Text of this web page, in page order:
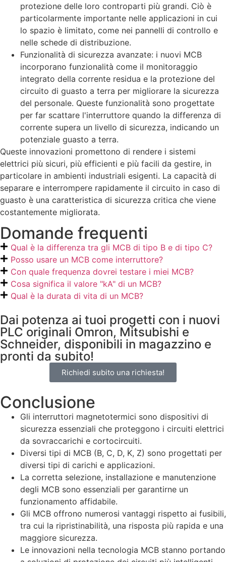
protezione delle loro controparti più grandi. Ciò è
particolarmente importante nelle applicazioni in cui
lo spazio è limitato, come nei pannelli di controllo e
nelle schede di distribuzione.
Funzionalità di sicurezza avanzate: i nuovi MCB
incorporano funzionalità come il monitoraggio
integrato della corrente residua e la protezione del
circuito di guasto a terra per migliorare la sicurezza
del personale. Queste funzionalità sono progettate
per far scattare l'interruttore quando la differenza di
corrente supera un livello di sicurezza, indicando un
potenziale guasto a terra.
Queste innovazioni promettono di rendere i sistemi
elettrici più sicuri, più efficienti e più facili da gestire, in
particolare in ambienti industriali esigenti. La capacità di
separare e interrompere rapidamente il circuito in caso di
guasto è una caratteristica di sicurezza critica che viene
costantemente migliorata.
Domande frequenti
Qual è la differenza tra gli MCB di tipo B e di tipo C?
Posso usare un MCB come interruttore?
Con quale frequenza dovrei testare i miei MCB?
Cosa significa il valore "kA" di un MCB?
Qual è la durata di vita di un MCB?
Dai potenza ai tuoi progetti con i nuovi
PLC originali Omron, Mitsubishi e
Schneider, disponibili in magazzino e
pronti da subito!
Richiedi subito una richiesta!
Conclusione
Gli interruttori magnetotermici sono dispositivi di
sicurezza essenziali che proteggono i circuiti elettrici
da sovraccarichi e cortocircuiti.
Diversi tipi di MCB (B, C, D, K, Z) sono progettati per
diversi tipi di carichi e applicazioni.
La corretta selezione, installazione e manutenzione
degli MCB sono essenziali per garantirne un
funzionamento affidabile.
Gli MCB offrono numerosi vantaggi rispetto ai fusibili,
tra cui la ripristinabilità, una risposta più rapida e una
maggiore sicurezza.
Le innovazioni nella tecnologia MCB stanno portando